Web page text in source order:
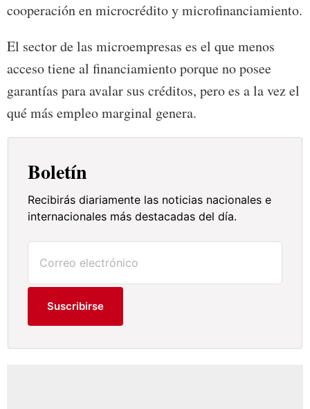
cooperación en microcrédito y microfinanciamiento.
El sector de las microempresas es el que menos
acceso tiene al financiamiento porque no posee
garantías para avalar sus créditos, pero es a la vez el
qué más empleo marginal genera.
Boletín
Recibirás diariamente las noticias nacionales e
internacionales más destacadas del día.
Suscribirse